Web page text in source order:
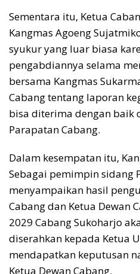
Sementara itu, Ketua
Kangmas Agoeng
syukur yang luar biasa
pengabdiannya selama
bersama Kangmas
Cabang tentang laporan
bisa diterima dengan baik
Parapatan Cabang.
Dalam kesempatan itu,
Sebagai pemimpin sidang
menyampaikan hasil
Cabang dan Ketua Dewan
2029 Cabang Sukoharjo
diserahkan kepada Ketua
mendapatkan keputusan
Ketua Dewan Cabang.